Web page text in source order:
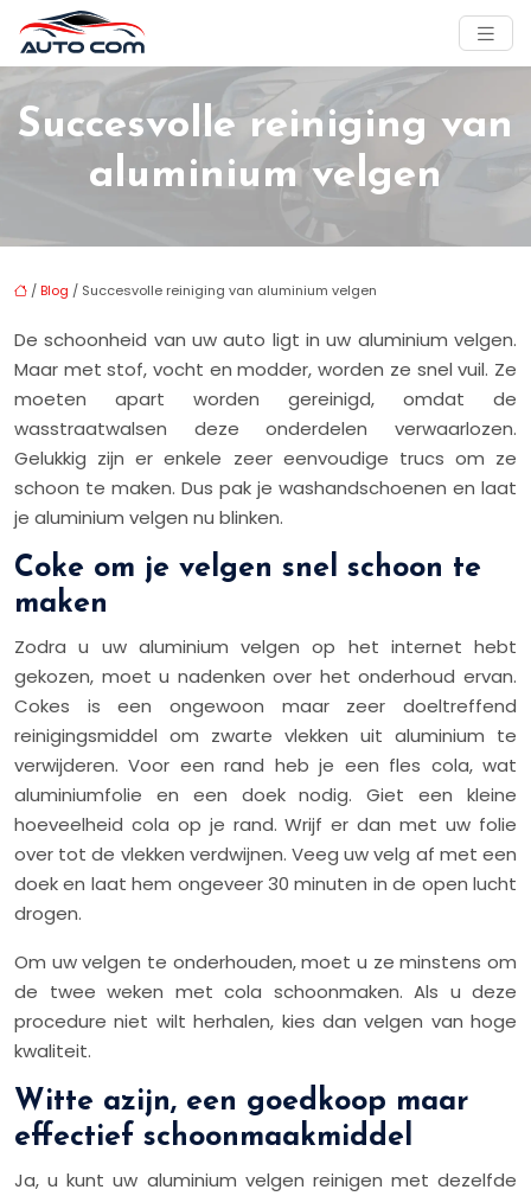
Succesvolle reiniging van
aluminium velgen
/ Blog / Succesvolle reiniging van aluminium velgen
De schoonheid van uw auto ligt in uw aluminium velgen.
Maar met stof, vocht en modder, worden ze snel vuil. Ze
moeten apart worden gereinigd, omdat de
wasstraatwalsen deze onderdelen verwaarlozen.
Gelukkig zijn er enkele zeer eenvoudige trucs om ze
schoon te maken. Dus pak je washandschoenen en laat
je aluminium velgen nu blinken.
Coke om je velgen snel schoon te
maken
Zodra u uw aluminium velgen op het internet hebt
gekozen, moet u nadenken over het onderhoud ervan.
Cokes is een ongewoon maar zeer doeltreffend
reinigingsmiddel om zwarte vlekken uit aluminium te
verwijderen. Voor een rand heb je een fles cola, wat
aluminiumfolie en een doek nodig. Giet een kleine
hoeveelheid cola op je rand. Wrijf er dan met uw folie
over tot de vlekken verdwijnen. Veeg uw velg af met een
doek en laat hem ongeveer 30 minuten in de open lucht
drogen.
Om uw velgen te onderhouden, moet u ze minstens om
de twee weken met cola schoonmaken. Als u deze
procedure niet wilt herhalen, kies dan velgen van hoge
kwaliteit.
Witte azijn, een goedkoop maar
effectief schoonmaakmiddel
Ja, u kunt uw aluminium velgen reinigen met dezelfde